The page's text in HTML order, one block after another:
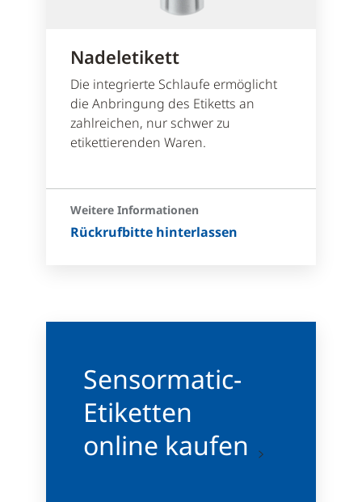
Nadeletikett
Die integrierte Schlaufe ermöglicht
die Anbringung des Etiketts an
zahlreichen, nur schwer zu
etikettierenden Waren.
Weitere Informationen
Rückrufbitte hinterlassen
Sensormatic-
Etiketten
online kaufen